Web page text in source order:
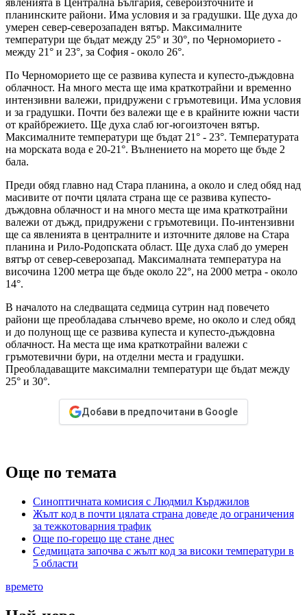
явленията в Централна България, североизточните и
планинските райони. Има условия и за градушки. Ще духа до
умерен север-северозападен вятър. Максималните
температури ще бъдат между 25° и 30°, по Черноморието -
между 21° и 23°, за София - около 26°.
По Черноморието ще се развива купеста и купесто-дъждовна
облачност. На много места ще има краткотрайни и временно
интензивни валежи, придружени с гръмотевици. Има условия
и за градушки. Почти без валежи ще е в крайните южни части
от крайбрежието. Ще духа слаб юг-югоизточен вятър.
Максималните температури ще бъдат 21° - 23°. Температурата
на морската вода е 20-21°. Вълнението на морето ще бъде 2
бала.
Преди обяд главно над Стара планина, а около и след обяд над
масивите от почти цялата страна ще се развива купесто-
дъждовна облачност и на много места ще има краткотрайни
валежи от дъжд, придружени с гръмотевици. По-интензивни
ще са явленията в централните и източните дялове на Стара
планина и Рило-Родопската област. Ще духа слаб до умерен
вятър от север-северозапад. Максималната температура на
височина 1200 метра ще бъде около 22°, на 2000 метра - около
14°.
В началото на следващата седмица сутрин над повечето
райони ще преобладава слънчево време, но около и след обяд
и до полунощ ще се развива купеста и купесто-дъждовна
облачност. На места ще има краткотрайни валежи с
гръмотевични бури, на отделни места и градушки.
Преобладаващите максимални температури ще бъдат между
25° и 30°.
Добави в предпочитани в Google
Още по темата
Синоптичната комисия с Людмил Кърджилов
Жълт код в почти цялата страна доведе до ограничения
за тежкотоварния трафик
Още по-горещо ще стане днес
Седмицата започва с жълт код за високи температури в
5 области
времето